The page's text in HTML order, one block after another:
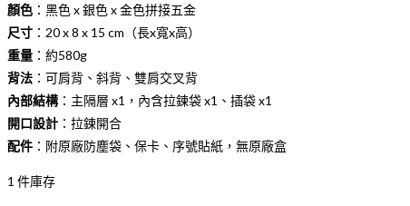
顏色 ：黑色 x 銀色 x 金色拼接五金
尺寸 ：20 x 8 x 15 cm（長x寬x高）
重量 ：約580g
背法 ：可肩背、斜背、雙肩交叉背
內部結構：主隔層 x1，內含拉鍊袋 x1、插袋 x1
開口設計 ：拉鍊開合
配件 ：附原廠防塵袋、保卡、序號貼紙，無原廠盒
1 件庫存